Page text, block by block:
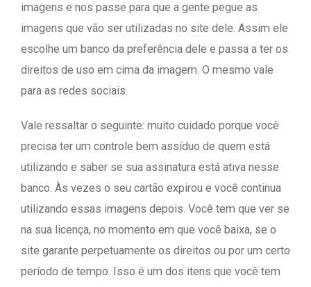
imagens e nos passe para que a gente pegue as
imagens que vão ser utilizadas no site dele. Assim ele
escolhe um banco da preferência dele e passa a ter os
direitos de uso em cima da imagem. O mesmo vale
para as redes sociais.
Vale ressaltar o seguinte: muito cuidado porque você
precisa ter um controle bem assíduo de quem está
utilizando e saber se sua assinatura está ativa nesse
banco. Às vezes o seu cartão expirou e você continua
utilizando essas imagens depois. Você tem que ver se
na sua licença, no momento em que você baixa, se o
site garante perpetuamente os direitos ou por um certo
período de tempo. Isso é um dos itens que você tem